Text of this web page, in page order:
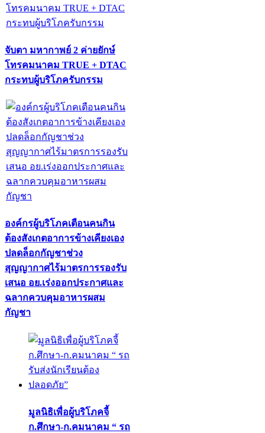
จับตา มหากาพย์ 2 ค่ายยักษ์
โทรคมนาคม TRUE + DTAC
กระทบผู้บริโภครับกรรม
องค์กรผู้บริโภคเตือนคนกิน
ต้องสังเกตอาการข้างเคียงเอง
ปลดล็อกกัญชาช่วง
สุญญากาศไร้มาตรการรองรับ
เสนอ อย.เร่งออกประกาศและ
ฉลากควบคุมอาหารผสม
กัญชา
มูลนิธิเพื่อผู้บริโภคจี้
ก.ศึกษา-ก.คมนาคม “ รถ